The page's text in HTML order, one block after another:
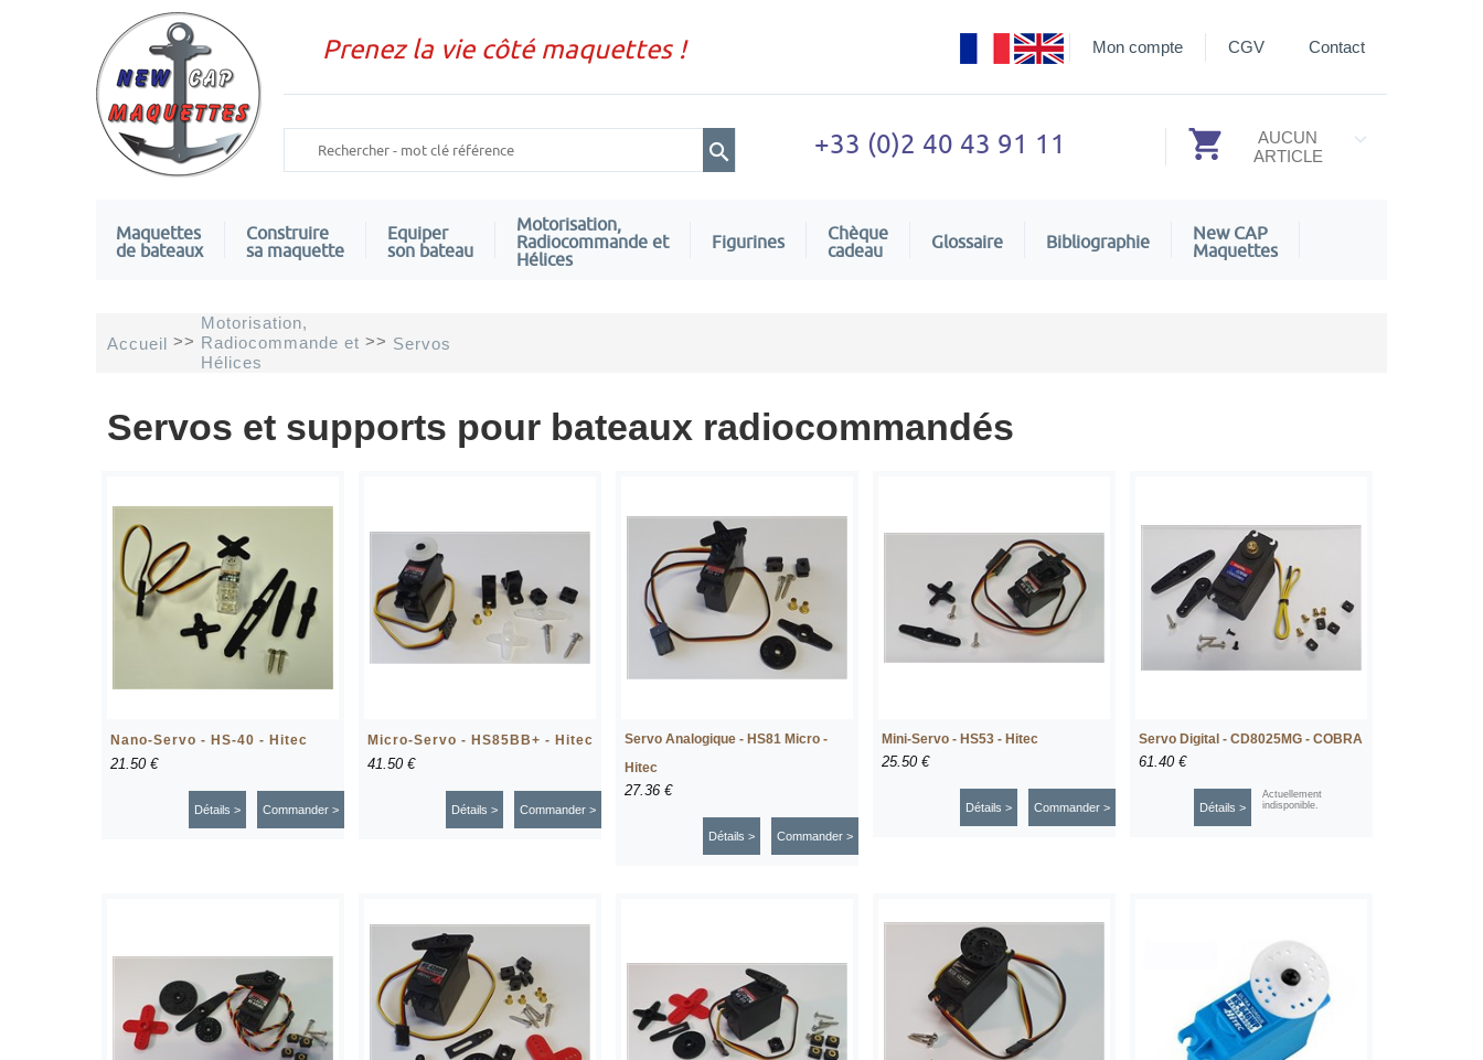
Prenez la vie côté maquettes ! CGV Contact
Mon compte
+33 (0)2 40 43 91 11
AUCUN
ARTICLE
Maquettes
de bateaux
Construire
sa maquette
Equiper
son bateau
Motorisation,
Radiocommande et
Hélices
Figurines
Chèque
cadeau
Glossaire Bibliographie
New CAP
Maquettes
Accueil >>
Motorisation,
Radiocommande et
Hélices
>> Servos
Servos et supports pour bateaux radiocommandés
Nano-Servo - HS-40 - Hitec
21.50 €
Commander >
Détails >
Micro-Servo - HS85BB+ - Hitec
41.50 €
Commander >
Détails >
Servo Analogique - HS81 Micro -
Hitec
27.36 €
Commander >
Détails >
Mini-Servo - HS53 - Hitec
25.50 €
Commander >
Détails >
Servo Digital - CD8025MG - COBRA
61.40 €
Actuellement
indisponible.
Détails >